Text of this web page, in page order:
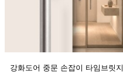
강화도어 중문 손잡이 타임브릿지